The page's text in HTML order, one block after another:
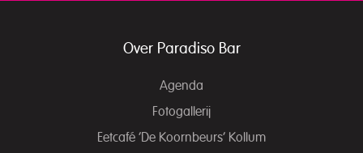
Over Paradiso Bar
Agenda
Fotogallerij
Eetcafé ‘De Koornbeurs’ Kollum